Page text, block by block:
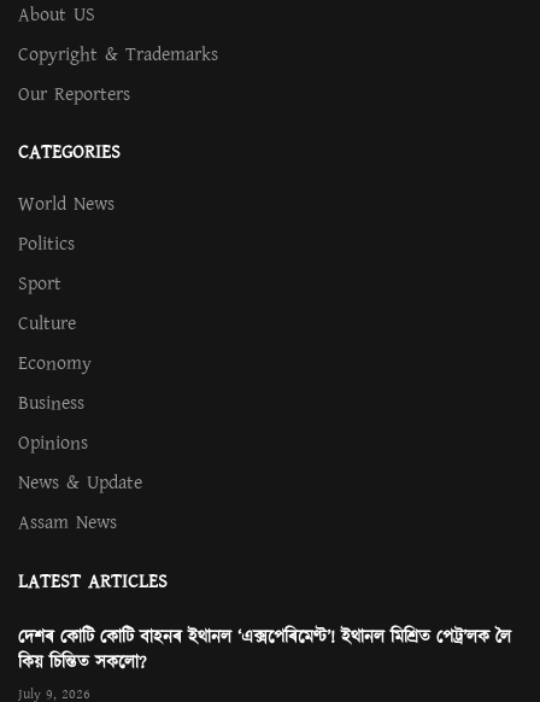
About US
Copyright & Trademarks
Our Reporters
CATEGORIES
World News
Politics
Sport
Culture
Economy
Business
Opinions
News & Update
Assam News
LATEST ARTICLES
দেশৰ কোটি কোটি বাহনৰ ইথানল ‘এক্সপেৰিমেণ্ট’! ইথানল মিশ্ৰিত পেট্ৰ’লক লৈ
কিয় চিন্তিত সকলো?
July 9, 2026